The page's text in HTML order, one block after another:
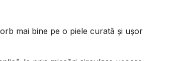
mai bine pe o piele curată și ușor